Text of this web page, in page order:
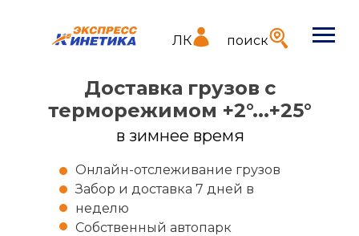
Доставка грузов с
терморежимом +2°...+25°
Онлайн-отслеживание грузов
Забор и доставка 7 дней в
неделю
Собственный автопарк
ЛК поиск
в зимнее время